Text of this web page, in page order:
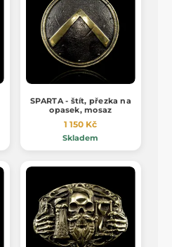
SPARTA - štít, přezka na
opasek, mosaz
1 150 Kč
Skladem